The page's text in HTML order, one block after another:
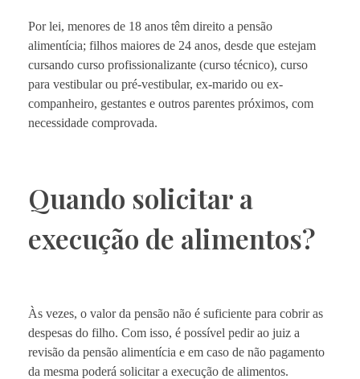
Por lei, menores de 18 anos têm direito a pensão
alimentícia; filhos maiores de 24 anos, desde que estejam
cursando curso profissionalizante (curso técnico), curso
para vestibular ou pré-vestibular, ex-marido ou ex-
companheiro, gestantes e outros parentes próximos, com
necessidade comprovada.
Quando solicitar a
execução de alimentos?
Às vezes, o valor da pensão não é suficiente para cobrir as
despesas do filho. Com isso, é possível pedir ao juiz a
revisão da pensão alimentícia e em caso de não pagamento
da mesma poderá solicitar a execução de alimentos.